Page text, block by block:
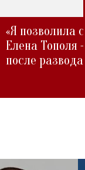
«Я позволила
Елена Тополя
после развода